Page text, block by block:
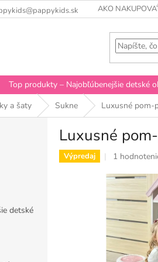
AKO
Top produkty – Najobľúbenejšie detské
a šaty Sukne Luxusné pom-
detské
Luxusné
Výpredaj
Priemerné
produktu
je
5,0
5
hviezdičiek.
1